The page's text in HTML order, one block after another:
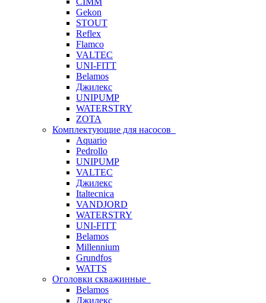
Gekon
STOUT
Reflex
Flamco
VALTEC
UNI-FITT
Belamos
Джилекс
UNIPUMP
WATERSTRY
ZOTA
Комплектующие для насосов
Aquario
Pedrollo
UNIPUMP
VALTEC
Джилекс
Italtecnica
VANDJORD
WATERSTRY
UNI-FITT
Belamos
Millennium
Grundfos
WATTS
Оголовки скважинные
Belamos
Джилекс